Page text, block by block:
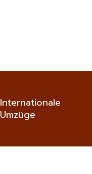
Internationale
Umzüge